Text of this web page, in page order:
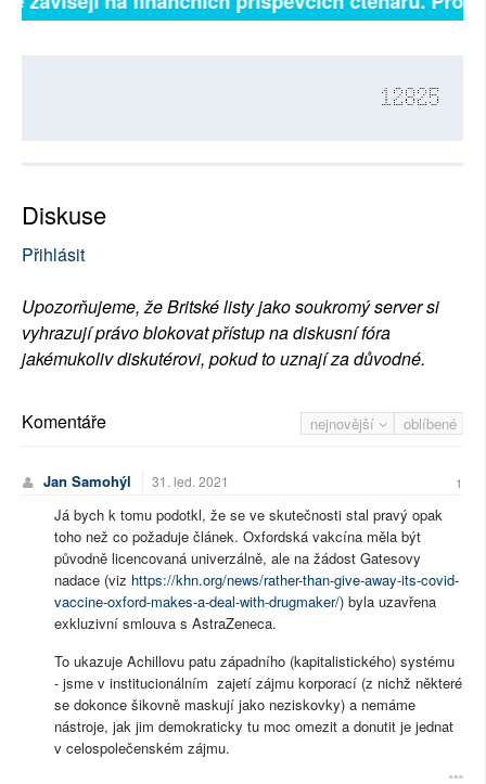
12825
Diskuse
Přihlásit
Upozorňujeme, že Britské listy jako soukromý server si
vyhrazují právo blokovat přístup na diskusní fóra
jakémukoliv diskutérovi, pokud to uznají za důvodné.
nejnovější oblíbené
Komentáře
Jan Samohýl 31. led. 2021 1
Já bych k tomu podotkl, že se ve skutečnosti stal pravý opak
toho než co požaduje článek. Oxfordská vakcína měla být
původně licencovaná univerzálně, ale na žádost Gatesovy
nadace (viz https://khn.org/news/rather-than-give-away-its-covid-
vaccine-oxford-makes-a-deal-with-drugmaker/) byla uzavřena
exkluzivní smlouva s AstraZeneca.
To ukazuje Achillovu patu západního (kapitalistického) systému
- jsme v institucionálním zajetí zájmu korporací (z nichž některé
se dokonce šikovně maskují jako neziskovky) a nemáme
nástroje, jak jim demokraticky tu moc omezit a donutit je jednat
v celospolečenském zájmu.